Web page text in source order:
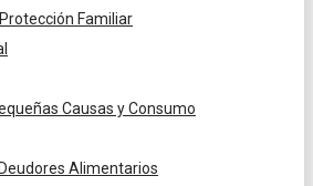
Familiar
Causas y Consumo
Alimentarios